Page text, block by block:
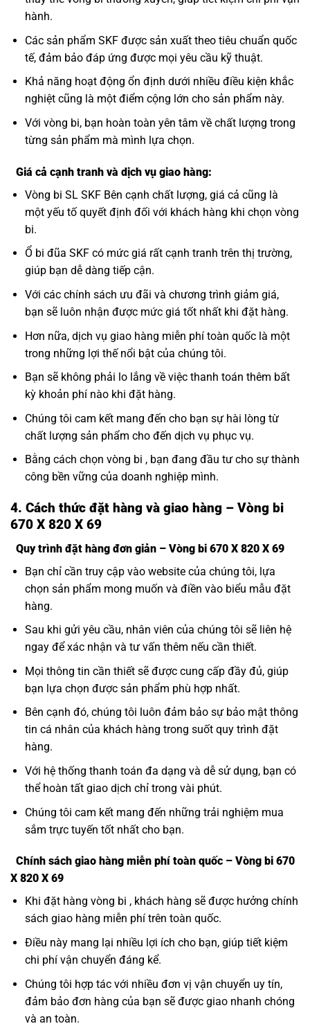
hành.
Các sản phẩm SKF được sản xuất theo tiêu chuẩn quốc
tế, đảm bảo đáp ứng được mọi yêu cầu kỹ thuật.
Khả năng hoạt động ổn định dưới nhiều điều kiện khắc
nghiệt cũng là một điểm cộng lớn cho sản phẩm này.
Với vòng bi, bạn hoàn toàn yên tâm về chất lượng trong
từng sản phẩm mà mình lựa chọn.
Giá cả cạnh tranh và dịch vụ giao hàng:
Vòng bi SL SKF Bên cạnh chất lượng, giá cả cũng là
một yếu tố quyết định đối với khách hàng khi chọn vòng
bi.
Ổ bi đũa SKF có mức giá rất cạnh tranh trên thị trường,
giúp bạn dễ dàng tiếp cận.
Với các chính sách ưu đãi và chương trình giảm giá,
bạn sẽ luôn nhận được mức giá tốt nhất khi đặt hàng.
Hơn nữa, dịch vụ giao hàng miễn phí toàn quốc là một
trong những lợi thế nổi bật của chúng tôi.
Bạn sẽ không phải lo lắng về việc thanh toán thêm bất
kỳ khoản phí nào khi đặt hàng.
Chúng tôi cam kết mang đến cho bạn sự hài lòng từ
chất lượng sản phẩm cho đến dịch vụ phục vụ.
Bằng cách chọn vòng bi , bạn đang đầu tư cho sự thành
công bền vững của doanh nghiệp mình.
4. Cách thức đặt hàng và giao hàng – Vòng bi
670 X 820 X 69
Quy trình đặt hàng đơn giản – Vòng bi 670 X 820 X 69
Bạn chỉ cần truy cập vào website của chúng tôi, lựa
chọn sản phẩm mong muốn và điền vào biểu mẫu đặt
hàng.
Sau khi gửi yêu cầu, nhân viên của chúng tôi sẽ liên hệ
ngay để xác nhận và tư vấn thêm nếu cần thiết.
Mọi thông tin cần thiết sẽ được cung cấp đầy đủ, giúp
bạn lựa chọn được sản phẩm phù hợp nhất.
Bên cạnh đó, chúng tôi luôn đảm bảo sự bảo mật thông
tin cá nhân của khách hàng trong suốt quy trình đặt
hàng.
Với hệ thống thanh toán đa dạng và dễ sử dụng, bạn có
thể hoàn tất giao dịch chỉ trong vài phút.
Chúng tôi cam kết mang đến những trải nghiệm mua
sắm trực tuyến tốt nhất cho bạn.
Chính sách giao hàng miễn phí toàn quốc – Vòng bi 670
X 820 X 69
Khi đặt hàng vòng bi , khách hàng sẽ được hưởng chính
sách giao hàng miễn phí trên toàn quốc.
Điều này mang lại nhiều lợi ích cho bạn, giúp tiết kiệm
chi phí vận chuyển đáng kể.
Chúng tôi hợp tác với nhiều đơn vị vận chuyển uy tín,
đảm bảo đơn hàng của bạn sẽ được giao nhanh chóng
và an toàn.